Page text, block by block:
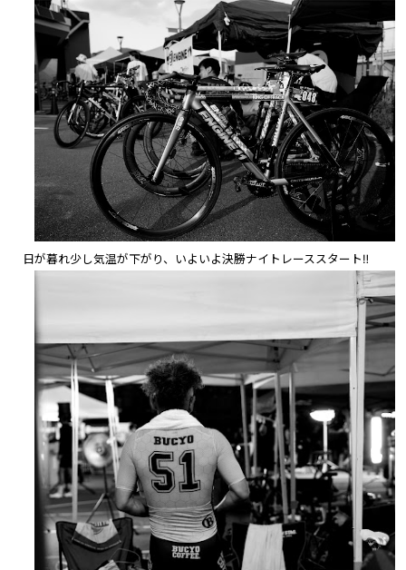
日が暮れ少し気温が下がり、いよいよ決勝ナイトレーススタート‼︎